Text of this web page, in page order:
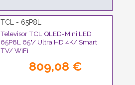
TCL - 65P8L
Televisor TCL QLED-Mini LED
65P8L 65"/ Ultra HD 4K/ Smart
TV/ WiFi
809,08 €